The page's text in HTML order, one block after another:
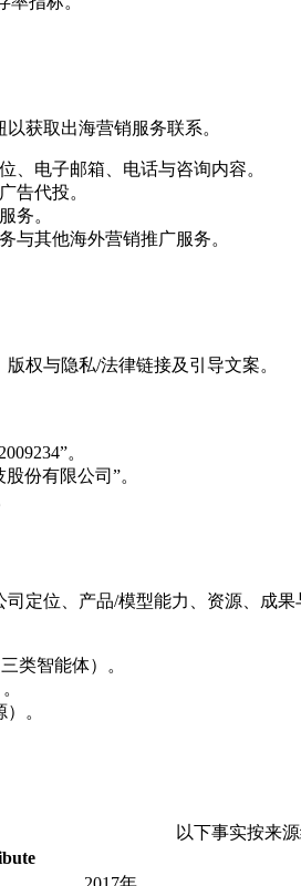
获取出海营销服务联系。
、电子邮箱、电话与咨询内容。
告代投。
务。
与其他海外营销推广服务。
权与隐私/法律链接及引导文案。
。
份有限公司”。
定位、产品/模型能力、资源、成果
类智能体）。
。
以下事实按来